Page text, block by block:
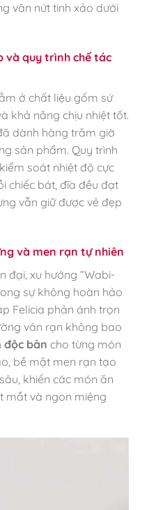
vân nứt tinh xảo dưới
và quy trình chế tác
ở chất liệu gốm sứ
khả năng chịu nhiệt tốt.
dành hàng trăm giờ
sản phẩm. Quy trình
soát nhiệt độ cực
chiếc bát, đĩa đều đạt
vẫn giữ được vẻ đẹp
và men rạn tự nhiên
đại, xu hướng “Wabi-
sự không hoàn hảo
Felicia phản ánh trọn
vân rạn không bao
độc bản cho từng món
bề mặt men rạn tạo
khiến các món ăn
mắt và ngon miệng